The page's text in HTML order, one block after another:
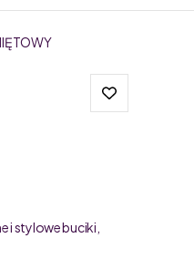
i stylowe buciki,